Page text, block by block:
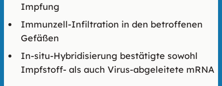
Impfung
Immunzell-Infiltration in den betroffenen
Gefäßen
In-situ-Hybridisierung bestätigte sowohl
Impfstoff- als auch Virus-abgeleitete mRNA